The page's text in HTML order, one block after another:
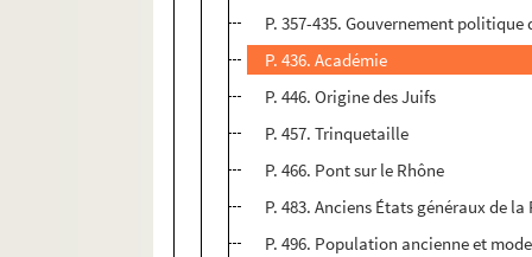
P. 357-435. Gouvernement
P. 436. Académie
P. 446. Origine des Juifs
P. 457. Trinquetaille
P. 466. Pont sur le Rhône
P. 483. Anciens États généraux de la
P. 496. Population ancienne et